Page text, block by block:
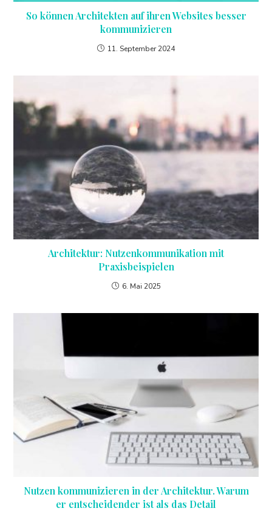
So können Architekten auf ihren Websites besser
kommunizieren
11. September 2024
Architektur: Nutzenkommunikation mit
Praxisbeispielen
6. Mai 2025
Nutzen kommunizieren in der Architektur. Warum
er entscheidender ist als das Detail